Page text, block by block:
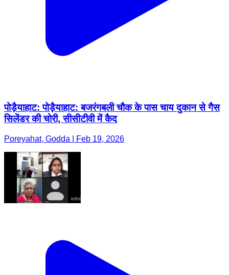
पोड़ैयाहाट: पोड़ैयाहाट: बजरंगबली चौक के पास चाय दुकान से गैस
सिलेंडर की चोरी, सीसीटीवी में कैद
Poreyahat, Godda | Feb 19, 2026